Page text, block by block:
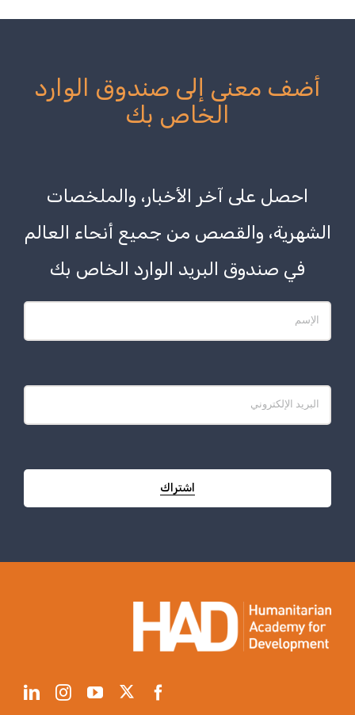
أضف معنى إلى صندوق الوارد
الخاص بك
احصل على آخر الأخبار، والملخصات
الشهرية، والقصص من جميع أنحاء العالم
في صندوق البريد الوارد الخاص بك
اشتراك